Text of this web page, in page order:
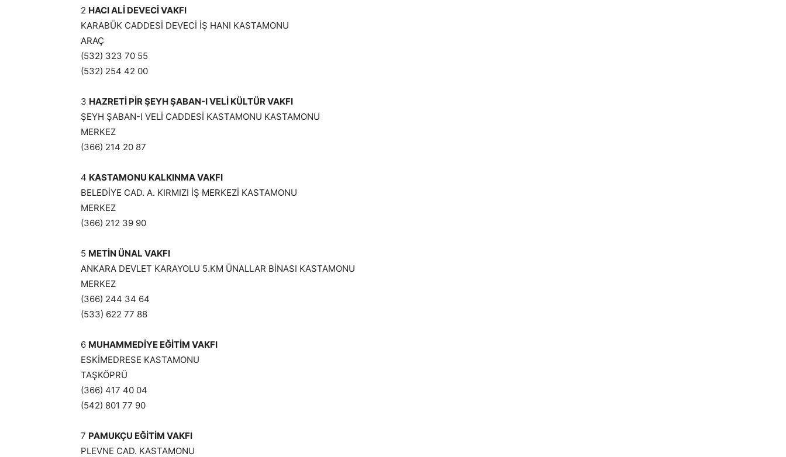
2 HACI ALİ DEVECİ VAKFI
KARABÜK CADDESİ DEVECİ İŞ HANI KASTAMONU
ARAÇ
(532) 323 70 55
(532) 254 42 00
3 HAZRETİ PİR ŞEYH ŞABAN-I VELİ KÜLTÜR VAKFI
ŞEYH ŞABAN-I VELİ CADDESİ KASTAMONU KASTAMONU
MERKEZ
(366) 214 20 87
4 KASTAMONU KALKINMA VAKFI
BELEDİYE CAD. A. KIRMIZI İŞ MERKEZİ KASTAMONU
MERKEZ
(366) 212 39 90
5 METİN ÜNAL VAKFI
ANKARA DEVLET KARAYOLU 5.KM ÜNALLAR BİNASI KASTAMONU
MERKEZ
(366) 244 34 64
(533) 622 77 88
6 MUHAMMEDİYE EĞİTİM VAKFI
ESKİMEDRESE KASTAMONU
TAŞKÖPRÜ
(366) 417 40 04
(542) 801 77 90
7 PAMUKÇU EĞİTİM VAKFI
PLEVNE CAD. KASTAMONU